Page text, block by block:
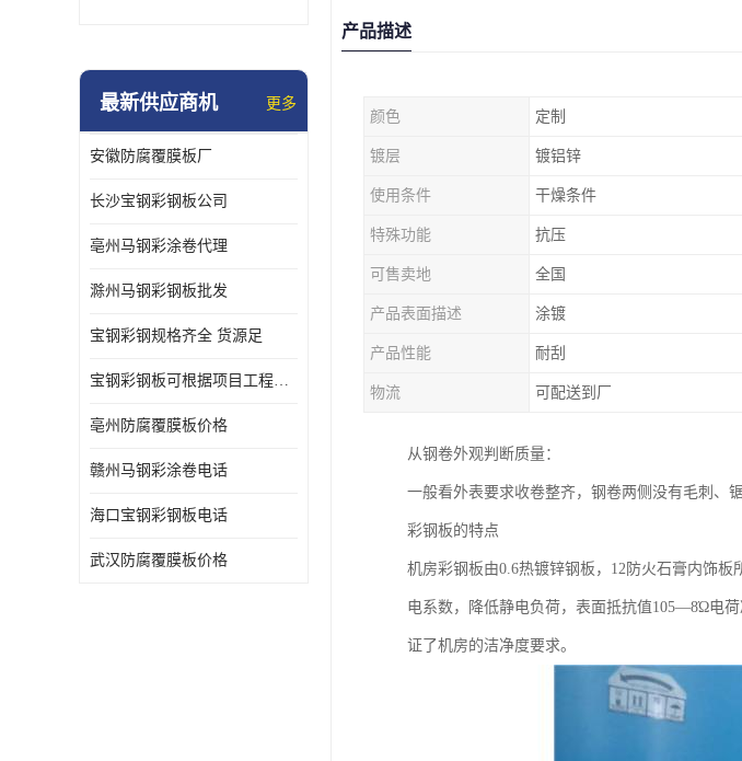
最新供应商机 更多
安徽防腐覆膜板厂
长沙宝钢彩钢板公司
亳州马钢彩涂卷代理
滁州马钢彩钢板批发
宝钢彩钢规格齐全 货源足
宝钢彩钢板可根据项目工程定制
亳州防腐覆膜板价格
赣州马钢彩涂卷电话
海口宝钢彩钢板电话
武汉防腐覆膜板价格
产品描述
颜色 定制
镀层 镀铝锌
使用条件 干燥条件
特殊功能 抗压
可售卖地 全国
产品表面描述 涂镀
产品性能 耐刮
物流 可配送到厂
从钢卷外观判断质量：
一般看外表要求收卷整齐，钢卷两侧没有毛刺、
彩钢板的特点
机房彩钢板由0.6热镀锌钢板，12防火石膏内饰
电系数，降低静电负荷，表面抵抗值105—8Ώ电
证了机房的洁净度要求。